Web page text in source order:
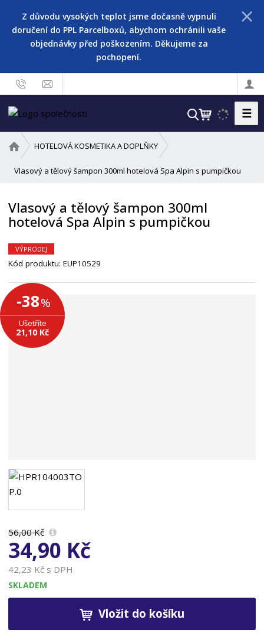
Z důvodu vysokých teplot jsme dočasně vypnuli
doručení do PPL Parcelboxů, abychom ochránili vaše
objednávky před poškozením. Děkujeme za
pochopení.
V
e
t
☰
v
o
í
s
r
a
a
HOTELOVÁ KOSMETIKA A DOPLŇKY
Vlasový a tělový šampon 300ml hotelová Spa Alpin s pumpičkou
Vlasový a tělový šampon 300ml
hotelová Spa Alpin s pumpičkou
VÝPRODEJ
Kód produktu:EUP10529
-38%
Ušetříte
21,10 Kč
56,00 Kč
34,90 Kč
42,23 Kč s DPH
SKLADEM
Vložit do košíku